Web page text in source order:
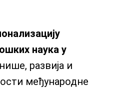
наука у
развија и
међународне